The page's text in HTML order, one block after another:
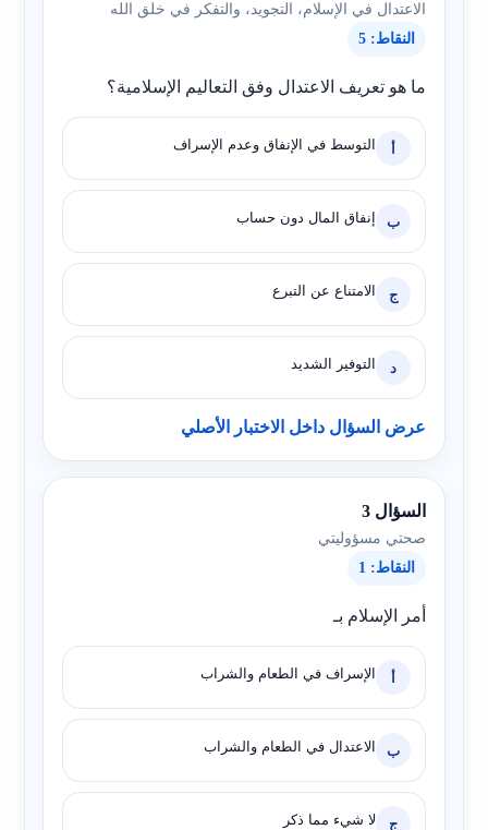
الاعتدال في الإسلام، التجويد، والتفكر في خلق الله
النقاط: 5
ما هو تعريف الاعتدال وفق التعاليم الإسلامية؟
أ التوسط في الإنفاق وعدم الإسراف
ب إنفاق المال دون حساب
ج الامتناع عن التبرع
د التوفير الشديد
عرض السؤال داخل الاختبار الأصلي
السؤال 3
صحتي مسؤوليتي
النقاط: 1
أمر الإسلام بـ
أ الإسراف في الطعام والشراب
ب الاعتدال في الطعام والشراب
ج لا شيء مما ذكر